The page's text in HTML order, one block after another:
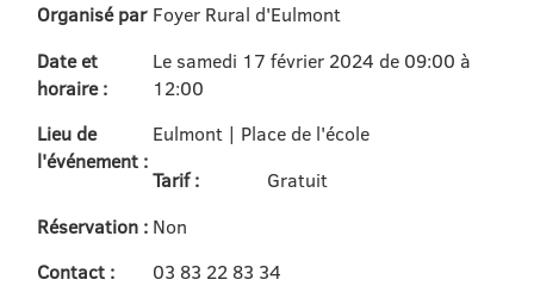
Organisé par Foyer Rural d'Eulmont
Date et
horaire :
Le samedi 17 février 2024 de 09:00 à
12:00
Lieu de
l'événement :
Eulmont | Place de l'école
Tarif :
Gratuit
Réservation : Non
Contact :
03 83 22 83 34